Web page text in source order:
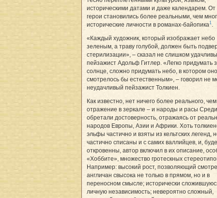
историческими датами и даже календарем. От
герои становились более реальными, чем
исторические личности в романах-байопика1
«Каждый художник, который изображает небо
зеленым, а траву голубой, должен быть
стерилизации», – сказал не слишком
пейзажист Адольф Гитлер. «Легко придумать
солнце, сложно придумать небо, в котором оно
смотрелось бы естественным», – говорил не
неудачливый пейзажист Толкиен.
Как известно, нет ничего более реального, чем
отражение в зеркале – и народы и расы
обретали достоверность, отражаясь от
народов Европы, Азии и Африки. Хоть
эльфы частично и взяты из кельтских легенд,
частично списаны и с самих валлийцев, и,
откровенны, автор включил в их описание,
«Хоббите», множество гротескных
Например: высокий рост, позволяющий
англичан свысока не только в прямом, но и в
переносном смысле; исторически
личную независимость; невероятно сложный,